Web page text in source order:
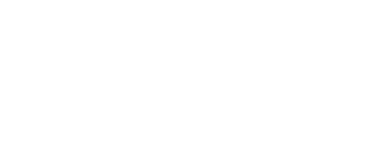
det
för